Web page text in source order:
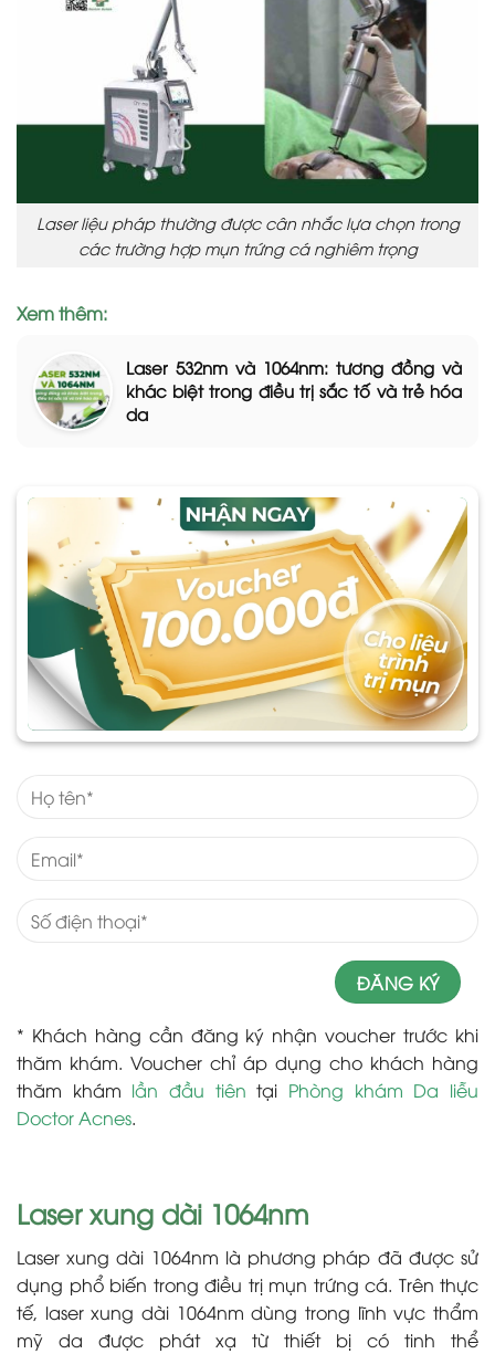
Laser liệu pháp thường được cân nhắc lựa chọn trong
các trường hợp mụn trứng cá nghiêm trọng
Xem thêm:
Laser 532nm và 1064nm: tương đồng và
khác biệt trong điều trị sắc tố và trẻ hóa
da
* Khách hàng cần đăng ký nhận voucher trước khi
thăm khám. Voucher chỉ áp dụng cho khách hàng
thăm khám lần đầu tiên tại Phòng khám Da liễu
Doctor Acnes.
Laser xung dài 1064nm
Laser xung dài 1064nm là phương pháp đã được sử
dụng phổ biến trong điều trị mụn trứng cá. Trên thực
tế, laser xung dài 1064nm dùng trong lĩnh vực thẩm
mỹ da được phát xạ từ thiết bị có tinh thể